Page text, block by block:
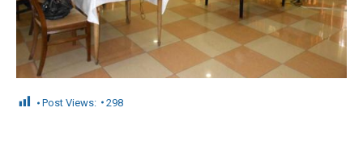
Post Views: 298